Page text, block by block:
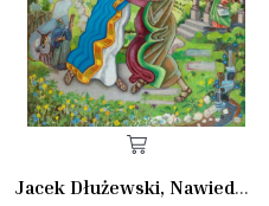
Jacek Dłużewski, Nawiedzenie I